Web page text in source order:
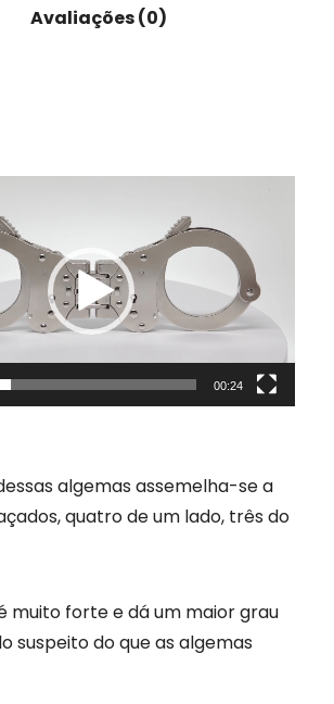
Avaliações (0)
00:24
algemas assemelha-se a
quatro de um lado, três do
muito forte e dá um maior grau
suspeito do que as algemas